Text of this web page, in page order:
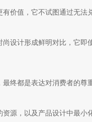
价值，它不试图通过无法
设计形成鲜明对比，它即
终都是表达对消费者的尊
源，以及产品设计中最小